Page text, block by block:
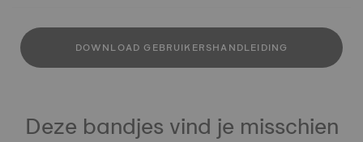
DOWNLOAD GEBRUIKERSHANDLEIDING
Deze bandjes vind je misschien